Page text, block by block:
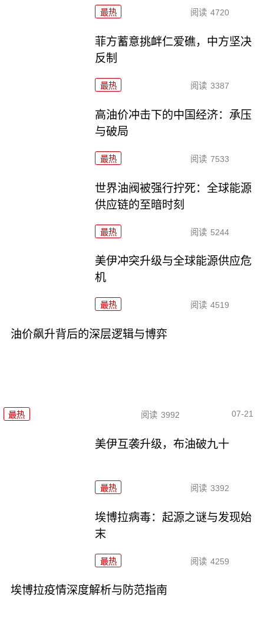
最热 阅读 4720
菲方蓄意挑衅仁爱礁，中方坚决
反制
最热 阅读 3387
高油价冲击下的中国经济：承压
与破局
最热 阅读 7533
世界油阀被强行拧死：全球能源
供应链的至暗时刻
最热 阅读 5244
美伊冲突升级与全球能源供应危
机
最热 阅读 4519
油价飙升背后的深层逻辑与博弈
最热 阅读 3992 07-21
美伊互袭升级，布油破九十
最热 阅读 3392
埃博拉病毒：起源之谜与发现始
末
最热 阅读 4259
埃博拉疫情深度解析与防范指南